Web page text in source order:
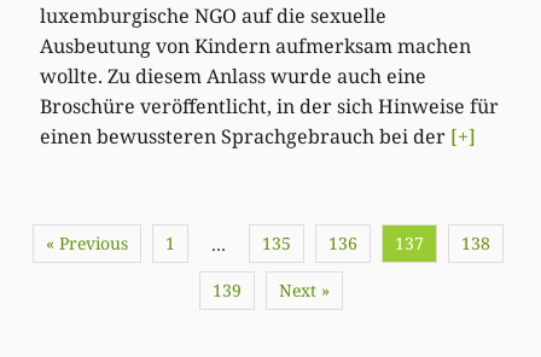
luxemburgische NGO auf die sexuelle
Ausbeutung von Kindern aufmerksam machen
wollte. Zu diesem Anlass wurde auch eine
Broschüre veröffentlicht, in der sich Hinweise für
einen bewussteren Sprachgebrauch bei der [+]
« Previous 1 … 135 136 137 138
139 Next »